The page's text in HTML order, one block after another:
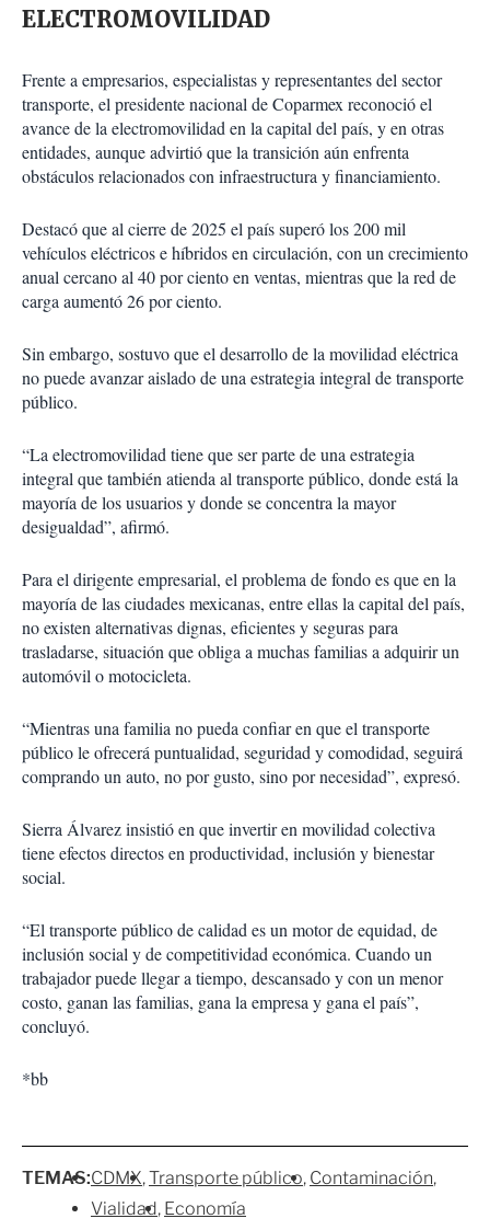
ELECTROMOVILIDAD
Frente a empresarios, especialistas y representantes del sector
transporte, el presidente nacional de Coparmex reconoció el
avance de la electromovilidad en la capital del país, y en otras
entidades, aunque advirtió que la transición aún enfrenta
obstáculos relacionados con infraestructura y financiamiento.
Destacó que al cierre de 2025 el país superó los 200 mil
vehículos eléctricos e híbridos en circulación, con un crecimiento
anual cercano al 40 por ciento en ventas, mientras que la red de
carga aumentó 26 por ciento.
Sin embargo, sostuvo que el desarrollo de la movilidad eléctrica
no puede avanzar aislado de una estrategia integral de transporte
público.
“La electromovilidad tiene que ser parte de una estrategia
integral que también atienda al transporte público, donde está la
mayoría de los usuarios y donde se concentra la mayor
desigualdad”, afirmó.
Para el dirigente empresarial, el problema de fondo es que en la
mayoría de las ciudades mexicanas, entre ellas la capital del país,
no existen alternativas dignas, eficientes y seguras para
trasladarse, situación que obliga a muchas familias a adquirir un
automóvil o motocicleta.
“Mientras una familia no pueda confiar en que el transporte
público le ofrecerá puntualidad, seguridad y comodidad, seguirá
comprando un auto, no por gusto, sino por necesidad”, expresó.
Sierra Álvarez insistió en que invertir en movilidad colectiva
tiene efectos directos en productividad, inclusión y bienestar
social.
“El transporte público de calidad es un motor de equidad, de
inclusión social y de competitividad económica. Cuando un
trabajador puede llegar a tiempo, descansado y con un menor
costo, ganan las familias, gana la empresa y gana el país”,
concluyó.
*bb
TEMAS:CDMX Transporte público Contaminación
Vialidad Economía